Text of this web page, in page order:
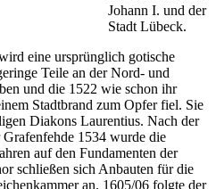
Johann I. und der
Stadt Lübeck.
eine ursprünglich gotische
Teile an der Nord- und
und die 1522 wie schon ihr
Stadtbrand zum Opfer fiel. Sie
Diakons Laurentius. Nach der
1534 wurde die
auf den Fundamenten der
schließen sich Anbauten für die
an. 1605/06 folgte der